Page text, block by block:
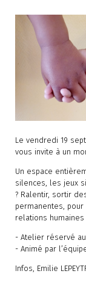
Le vendredi 19
vous invite à un
Un espace
silences, les jeux
? Ralentir, sortir
permanentes,
relations humaines
- Atelier réservé
- Animé par
Infos, Emilie